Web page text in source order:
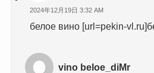
2024年12月19日 3:32 AM
белое вино [url=pekin-
vino beloe_diMr